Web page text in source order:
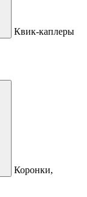
Квик-каплеры
Коронки,